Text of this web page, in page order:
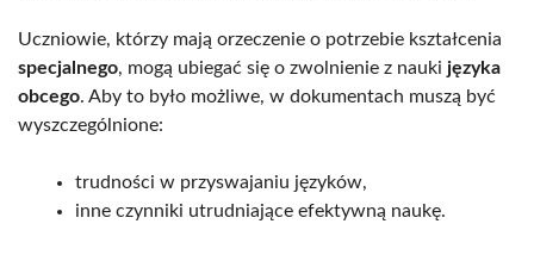
Uczniowie, którzy mają orzeczenie o potrzebie kształcenia
specjalnego, mogą ubiegać się o zwolnienie z nauki języka
obcego. Aby to było możliwe, w dokumentach muszą być
wyszczególnione:
trudności w przyswajaniu języków,
inne czynniki utrudniające efektywną naukę.